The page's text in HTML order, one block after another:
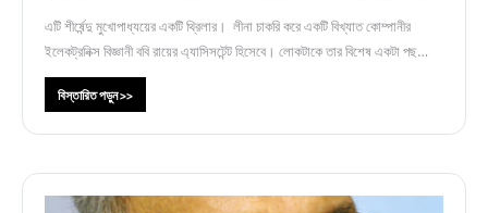
এটি শীর্ষেন্দু মুখোপাধ্যয়ের একটি থ্রিলার। লীনা চাকরি করে একটি বিখ্যাত কোম্পানীর
ইলেকট্রনিক্স বিজ্ঞানী ববি রায়ের এ্যাসিসটেন্ট হিসেবে। লোকটাকে তার বিশেষ একটা পছ…
বিস্তারিত পড়ুন >>